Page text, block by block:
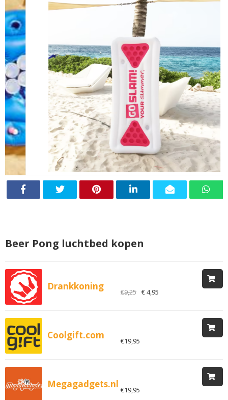
Beer Pong luchtbed kopen
Drankkoning €9,25 € 4,95
Coolgift.com €19,95
Megagadgets.nl €19,95